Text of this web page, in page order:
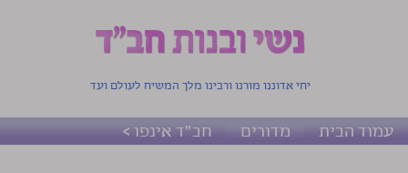
יחי אדוננו מורנו ורבינו מלך המשיח לעולם ועד
עמוד הבית מדורים חב"ד אינפו >